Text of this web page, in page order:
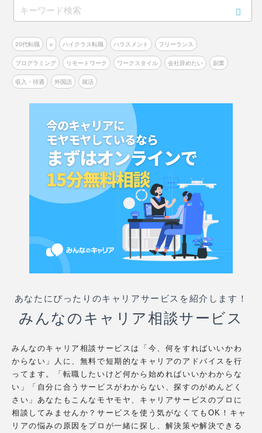
20代転職 v ハイクラス転職 ハラスメント フリーランス
プログラミング リモートワーク ワークスタイル 会社辞めたい 副業
収入・待遇 外国語 就活
あなたにぴったりのキャリアサービスを紹介します！
みんなのキャリア相談サービス
みんなのキャリア相談サービスは「今、何をすればいいかわ
からない」人に、無料で短期的なキャリアのアドバイスを行
ってます。「転職したいけど何から始めればいいかわからな
い」「自分に合うサービスがわからない、探すのがめんどく
さい」あなたもこんなモヤモヤ、キャリアサービスのプロに
相談してみませんか？サービスを使う気がなくてもOK！キャ
リアの悩みの原因をプロが一緒に探し、解決策や解決できる